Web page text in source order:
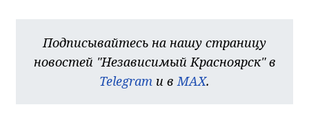
Подписывайтесь на нашу страницу
новостей "Независимый Красноярск" в
Telegram и вMAX.